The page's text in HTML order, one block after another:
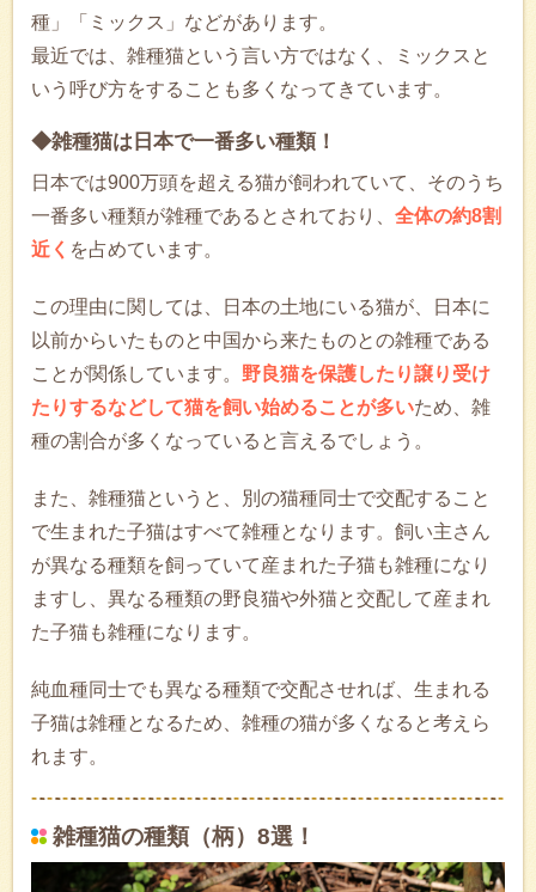
種」「ミックス」などがあります。
最近では、雑種猫という言い方ではなく、ミックスと
いう呼び方をすることも多くなってきています。
◆雑種猫は日本で一番多い種類！
日本では900万頭を超える猫が飼われていて、そのうち
一番多い種類が雑種であるとされており、 全体の約8割
近く を占めています。
この理由に関しては、日本の土地にいる猫が、日本に
以前からいたものと中国から来たものとの雑種である
ことが関係しています。 野良猫を保護したり譲り受け
たりするなどして猫を飼い始めることが多いため、雑
種の割合が多くなっていると言えるでしょう。
また、雑種猫というと、別の猫種同士で交配すること
で生まれた子猫はすべて雑種となります。飼い主さん
が異なる種類を飼っていて産まれた子猫も雑種になり
ますし、異なる種類の野良猫や外猫と交配して産まれ
た子猫も雑種になります。
純血種同士でも異なる種類で交配させれば、生まれる
子猫は雑種となるため、雑種の猫が多くなると考えら
れます。
雑種猫の種類（柄）8選！